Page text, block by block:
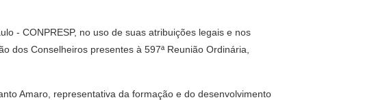
- CONPRESP, no uso de suas atribuições legais e nos
dos Conselheiros presentes à 597ª Reunião Ordinária,
Amaro, representativa da formação e do desenvolvimento